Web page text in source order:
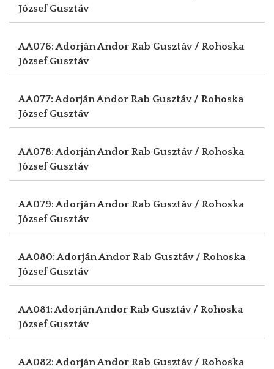
József Gusztáv
AA076: Adorján Andor Rab Gusztáv / Rohoska
József Gusztáv
AA077: Adorján Andor Rab Gusztáv / Rohoska
József Gusztáv
AA078: Adorján Andor Rab Gusztáv / Rohoska
József Gusztáv
AA079: Adorján Andor Rab Gusztáv / Rohoska
József Gusztáv
AA080: Adorján Andor Rab Gusztáv / Rohoska
József Gusztáv
AA081: Adorján Andor Rab Gusztáv / Rohoska
József Gusztáv
AA082: Adorján Andor Rab Gusztáv / Rohoska